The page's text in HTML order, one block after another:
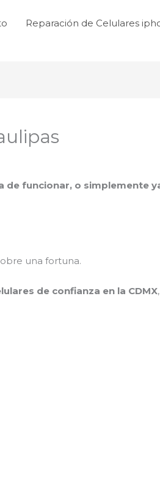
Reparación de Celulares
de funcionar, o simplemente
una fortuna.
de confianza en la CDMX